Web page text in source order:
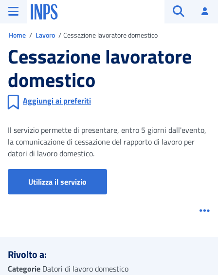
Vai al menu principale
Vai al contenuto principale
Vai al pie' di pagina
INPS ()
Home Lavoro Cessazione lavoratore domestico
Cessazione lavoratore
domestico
Aggiungi ai preferiti
Il servizio permette di presentare, entro 5 giorni dall'evento,
la comunicazione di cessazione del rapporto di lavoro per
datori di lavoro domestico.
Utilizza il servizio
Rivolto a:
Categorie Datori di lavoro domestico